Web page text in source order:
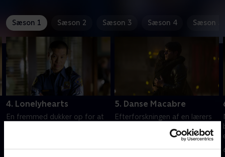
Sæson 1 Sæson 2 Sæson 3 Sæson 4 Sæson 5
4. Lonelyhearts
En fremmed dukker op for at
6. september 2023 • 41 min
5. Danse Macabre
Efterforskningen af en lærers
på high schoolen.
6. september 2023 • 41 min